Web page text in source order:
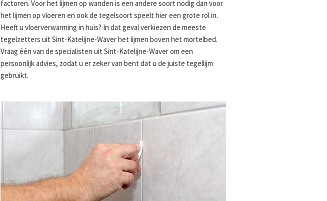
factoren. Voor het lijmen op wanden is een andere soort nodig dan voor
het lijmen op vloeren en ook de tegelsoort speelt hier een grote rol in.
Heeft u vloerverwarming in huis? In dat geval verkiezen de meeste
tegelzetters uit Sint-Katelijne-Waver het lijmen boven het mortelbed.
Vraag één van de specialisten uit Sint-Katelijne-Waver om een
persoonlijk advies, zodat u er zeker van bent dat u de juiste tegellijm
gebruikt.